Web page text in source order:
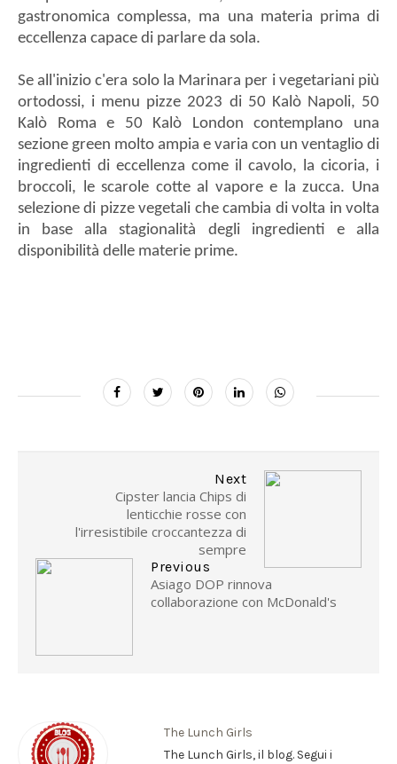
gastronomica complessa, ma una materia prima di
eccellenza capace di parlare da sola.
Se all'inizio c'era solo la Marinara per i vegetariani più
ortodossi, i menu pizze 2023 di 50 Kalò Napoli, 50
Kalò Roma e 50 Kalò London contemplano una
sezione green molto ampia e varia con un ventaglio di
ingredienti di eccellenza come il cavolo, la cicoria, i
broccoli, le scarole cotte al vapore e la zucca. Una
selezione di pizze vegetali che cambia di volta in volta
in base alla stagionalità degli ingredienti e alla
disponibilità delle materie prime.
Next
Cipster lancia Chips di
lenticchie rosse con
l'irresistibile croccantezza di
sempre
Previous
Asiago DOP rinnova
collaborazione con McDonald's
The Lunch Girls
The Lunch Girls, il blog. Segui i